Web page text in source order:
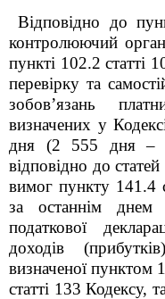
Відповідно до
контролюючий
пункті 102.2 статті
перевірку та
зобов’язань
визначених у
дня (2 555 дня – у
відповідно до
вимог пункту 141.4
за останнім днем
податкової
доходів
визначеної пунктом
статті 133 Кодексу,